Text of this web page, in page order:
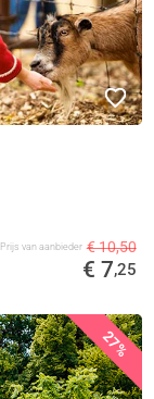
Prijs van aanbieder € 10,50
€ 7,25
27%